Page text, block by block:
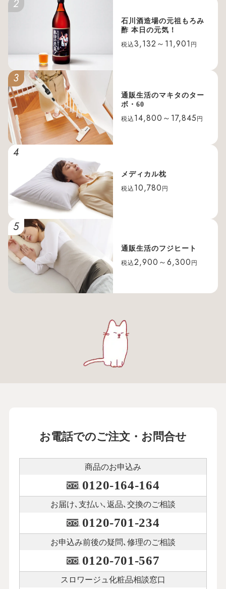
2
石川酒造場の元祖もろみ
酢 本日の元気！
税込3,132～11,901 円
3
通販生活のマキタのター
ボ・60
税込 14,800～17,845 円
4
メディカル枕
税込 10,780 円
5
通販生活のフジヒート
税込2,900～6,300 円
お電話でのご注文・お問合せ
商品のお申込み
0120-164-164
お届け､支払い､ 返品､交換のご相談
0120-701-234
お申込み前後の疑問､修理のご相談
0120-701-567
スロワージュ化粧品相談窓口